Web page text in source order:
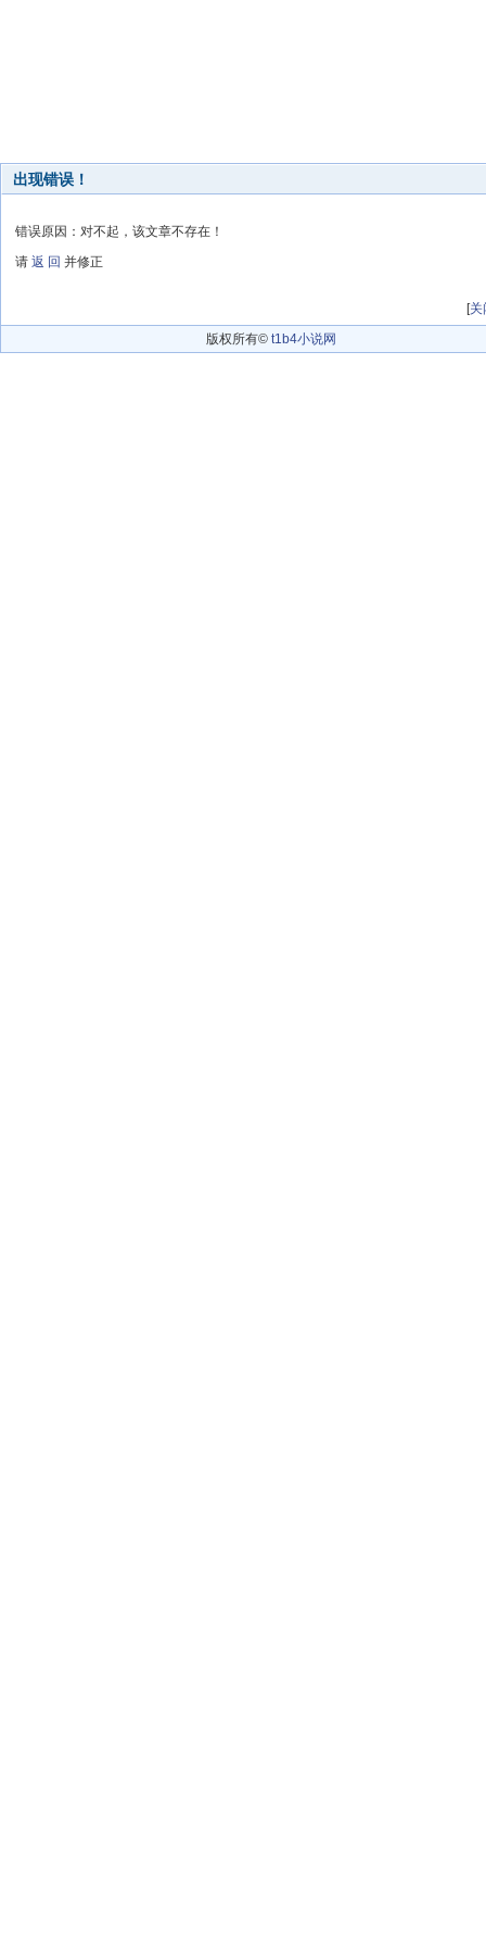
出现错误！
错误原因：对不起，该文章不存在！
请 返 回 并修正
[关
版权所有© t1b4小说网